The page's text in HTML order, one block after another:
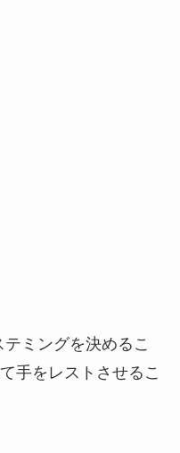
ミングを決めるこ
手をレストさせるこ